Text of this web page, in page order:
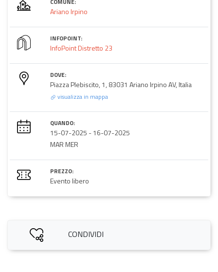
Ariano Irpino
INFOPOINT:
InfoPoint Distretto 23
DOVE:
Piazza Plebiscito, 1, 83031 Ariano Irpino AV, Italia
visualizza in mappa
QUANDO:
15-07-2025 -16-07-2025
MAR MER
PREZZO:
Evento libero
CONDIVIDI